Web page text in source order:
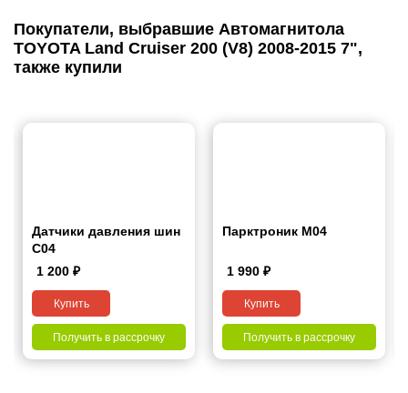
Покупатели, выбравшие Автомагнитола
TOYOTA Land Cruiser 200 (V8) 2008-2015 7",
также купили
Датчики давления шин
С04
1 200 ₽
Купить
Получить в рассрочку
Парктроник M04
1 990 ₽
Купить
Получить в рассрочку